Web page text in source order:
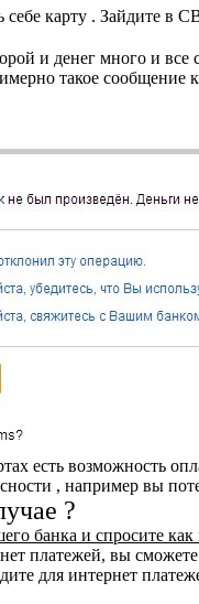
себе карту . Зайдите
и денег много и
такое сообщение
есть возможность
, например вы
?
банка и спросите
платежей, вы сможете
для интернет